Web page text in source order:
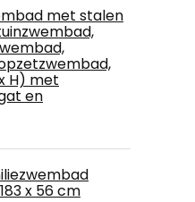
met stalen
H) met
en
x 56 cm